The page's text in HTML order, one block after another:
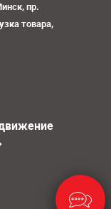
пр.
товара,